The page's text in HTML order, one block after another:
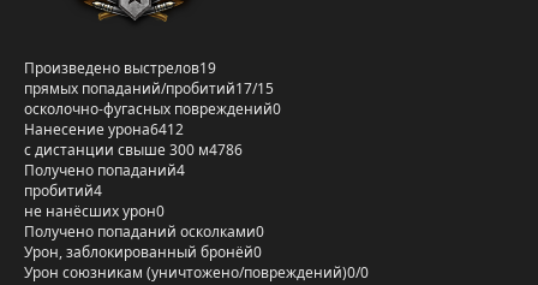
Произведено выстрелов19
прямых попаданий/пробитий17/15
осколочно-фугасных повреждений0
Нанесение урона6412
с дистанции свыше 300 м4786
Получено попаданий4
пробитий4
не нанёсших урон0
Получено попаданий осколками0
Урон, заблокированный бронёй0
Урон союзникам (уничтожено/повреждений)0/0